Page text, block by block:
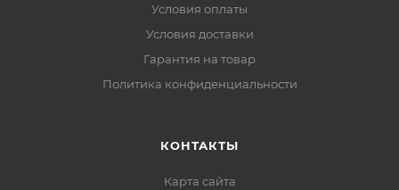
Условия оплаты
Условия доставки
Гарантия на товар
Политика конфиденциальности
КОНТАКТЫ
Карта сайта